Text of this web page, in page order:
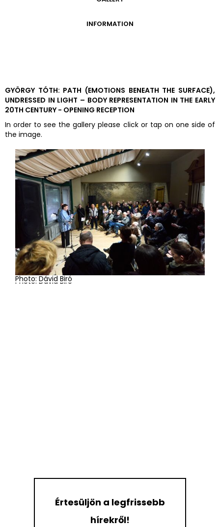
INFORMATION
GYÖRGY TÓTH: PATH (EMOTIONS BENEATH THE SURFACE),
UNDRESSED IN LIGHT – BODY REPRESENTATION IN THE EARLY
20TH CENTURY - OPENING RECEPTION
In order to see the gallery please click or tap on one side of
the image.
Photo: Dávid Biró
Photo: Dávid Biró
Értesüljön a legfrissebb
hírekről!